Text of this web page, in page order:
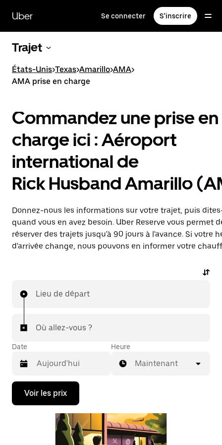
contenu
principal
Uber Se connecter S'inscrire
Trajet
États-Unis>Texas>Amarillo>AMA>
AMA prise en charge
Commandez une prise en
charge ici : Aéroport
international de
Rick Husband Amarillo
Donnez-nous les informations sur votre trajet, puis
quand vous en avez besoin. Uber Reserve vous permet
réserver des trajets jusqu'à 90 jours à l'avance. Si votre
d'arrivée change, nous pouvons en informer votre
Lieu de départ
Où allez-vous ?
Date
Appuyez
la
Heure
Maintenant
Voir les prix